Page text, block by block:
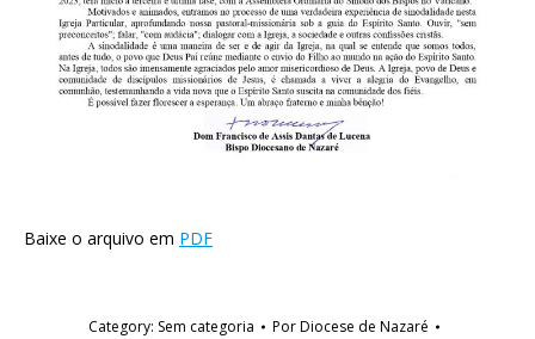
Baixe o arquivo em PDF
Category: Sem categoria PorDiocese de Nazaré